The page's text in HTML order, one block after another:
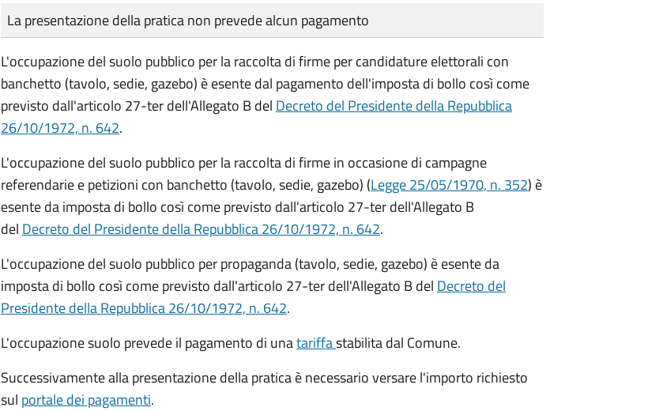
Tipo di pagamento
Importo
La presentazione della pratica non prevede alcun pagamento
L'occupazione del suolo pubblico per la raccolta di firme per candidature elettorali con
banchetto (tavolo, sedie, gazebo) è esente dal pagamento dell'imposta di bollo così come
previsto dall'articolo 27-ter dell'Allegato B del Decreto del Presidente della Repubblica
26/10/1972, n. 642.
L'occupazione del suolo pubblico per la raccolta di firme in occasione di campagne
referendarie e petizioni con banchetto (tavolo, sedie, gazebo) (Legge 25/05/1970, n. 352) è
esente da imposta di bollo così come previsto dall'articolo 27-ter dell'Allegato B
del Decreto del Presidente della Repubblica 26/10/1972, n. 642.
L'occupazione del suolo pubblico per propaganda (tavolo, sedie, gazebo) è esente da
imposta di bollo così come previsto dall'articolo 27-ter dell'Allegato B del Decreto del
Presidente della Repubblica 26/10/1972, n. 642.
L'occupazione suolo prevede il pagamento di unatariffastabilita dal Comune.
Successivamente alla presentazione della pratica è necessario versare l'importo richiesto
sul portale dei pagamenti.